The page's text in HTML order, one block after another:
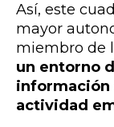
Así, este
mayor
miembro de
un entorno
información
actividad